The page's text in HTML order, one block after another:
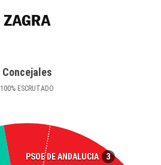
ZAGRA
Concejales
100% ESCRUTADO
PSOE DE ANDALUCIA 3